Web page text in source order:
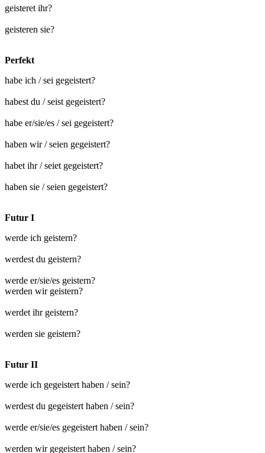
geisteret ihr?
geisteren sie?
Perfekt
habe ich / sei gegeistert?
habest du / seist gegeistert?
habe er/sie/es / sei gegeistert?
haben wir / seien gegeistert?
habet ihr / seiet gegeistert?
haben sie / seien gegeistert?
Futur I
werde ich geistern?
werdest du geistern?
werde er/sie/es geistern?
werden wir geistern?
werdet ihr geistern?
werden sie geistern?
Futur II
werde ich gegeistert haben / sein?
werdest du gegeistert haben / sein?
werde er/sie/es gegeistert haben / sein?
werden wir gegeistert haben / sein?